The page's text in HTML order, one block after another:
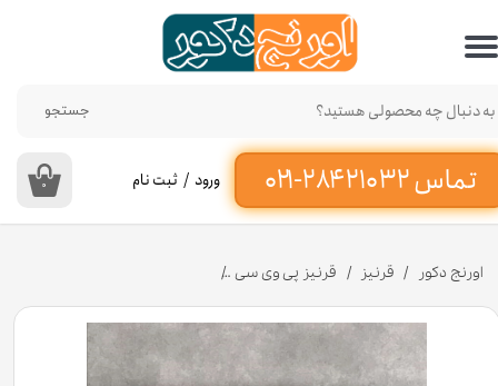
تماس ۳۲ ۲۱۰ ۲۸۴-۰۲۱‌
جستجو
۰ ورود / ثبت نام
حساب کاربری من
تغییر گذر واژه
سفارشات
خروج از حساب کاربری
اورنج دکور قرنیز قرنیز پی وی سی